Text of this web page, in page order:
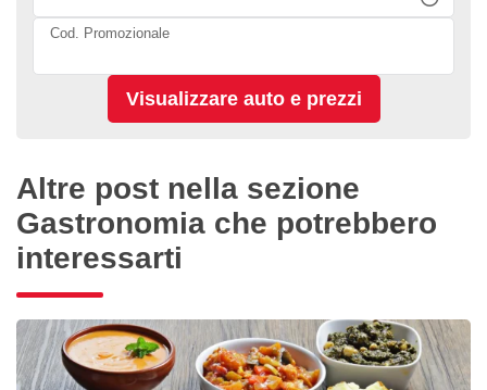
Cod. Promozionale
Altre post nella sezione
Gastronomia che potrebbero
interessarti